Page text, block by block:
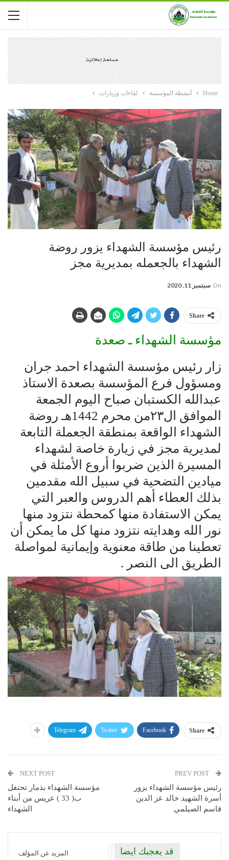
Home أنشطة المؤسسة لقاءات وزيارات
رئيس مؤسسة الشهداء يزور روضة
الشهداء بالجعمله بمديرية مجز
On سبتمبر 11, 2020
Share
مؤسسة الشهداء ـ صعدة
زار رئيس مؤسسة الشهداء احمد جران
ومسؤول فرع المؤسسة بصعدة الاستاذ
عبدالله الكستبان صباح اليوم الجمعة
الموافق ال٢٣من محرم 1442هـ روضة
الشهداء الواقعة بمنطقة الجعملة التابعة
لمديرية مجز في زيارة خاصة لشهداء
المسيرة الذين ضربوا أروع الأمثلة في
ميادين التضحية في سبيل الله مقدمين
بذلك العطاء أهم الدروس والعبر التي
يمكن الاستفادة منها كمحطة نتزود منها
نور الله وهدايته نتزود منها كل ما يمكن أن
تعطينا من طاقة معنوية وإيمانية لمواصلة
الطريق الى النصر .
Share
Facebook
Twitter
Telegram
رئيس مؤسسة الشهداء يزور
أسرة الشهيد خالد عز الدين
قاسم الصيلمي
NEXT POST
مؤسسة الشهداء بذمار تحتفل
ب( 33 ) عريس من أبناء
الشهداء
قد يعجبك ايضا المزيد عن المؤلف